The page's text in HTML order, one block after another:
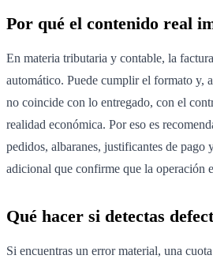
Por qué el contenido real
En materia tributaria y contable, la
automático. Puede cumplir el formato y,
no coincide con lo entregado, con el
realidad económica. Por eso es
pedidos, albaranes, justificantes de pago
adicional que confirme que la operación
Qué hacer si detectas
Si encuentras un error material, una